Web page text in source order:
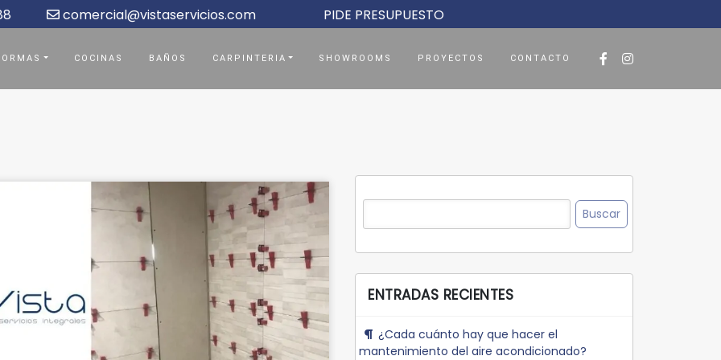
comercial@vistaservicios.com PIDE PRESUPUESTO
COCINAS BAÑOS CARPINTERIA SHOWROOMS PROYECTOS CONTACTO
Buscar:
ENTRADAS RECIENTES
¿Cada cuánto hay que hacer el
mantenimiento del aire acondicionado?